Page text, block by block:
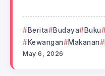
Berita Budaya Buku
Kewangan
Makanan
May 6, 2026